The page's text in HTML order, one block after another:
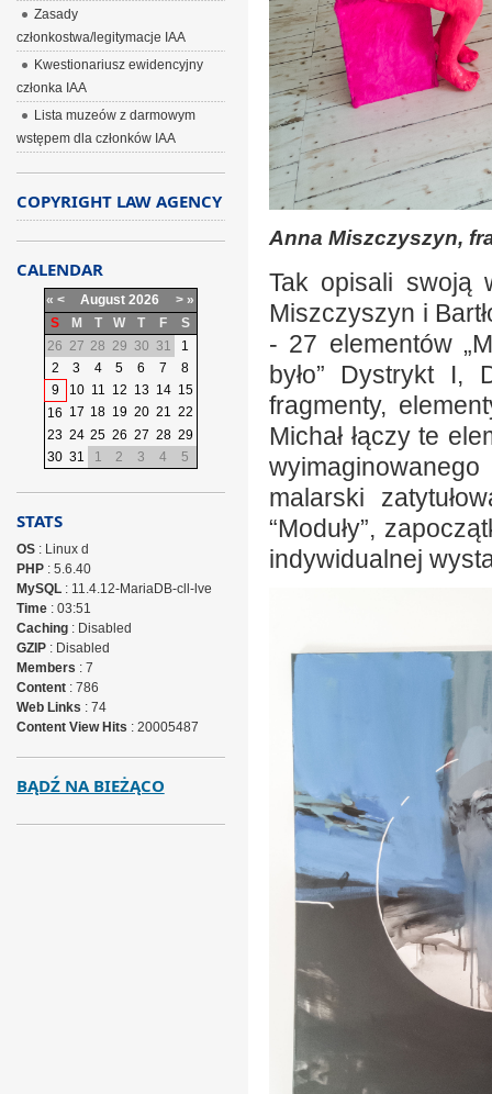
Anna Miszczyszyn,
Tak opisali swoją
Miszczyszyn i
- 27 elementów
było” Dystrykt I,
fragmenty,
Michał łączy te
malarski
“Moduły”,
indywidualnej
Zasady
członkostwa/legitymacje IAA
Kwestionariusz ewidencyjny
członka IAA
Lista muzeów z darmowym
wstępem dla członków IAA
COPYRIGHT LAW AGENCY
CALENDAR
« < August 2026 > »
S
M T W T F
S
26 27 28 29 30 31
1
2
3 4 5 6 7
8
9
10 11 12 13 14 15
16 17 18 19 20 21 22
23 24 25 26 27 28 29
30 31 1 2 3 4 5
STATS
OS: Linux d
PHP: 5.6.40
MySQL: 11.4.12-MariaDB-cll-lve
Time: 03:51
Caching: Disabled
GZIP: Disabled
Members : 7
Content: 786
Web Links : 74
Content View Hits : 20005487
BĄDŹ NA BIEŻĄCO